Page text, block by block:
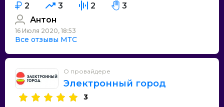
2 3 2
3
Антон
16 Июля 2020, 18:53
Все отзывы МТС
О провайдере
Электронный город
3